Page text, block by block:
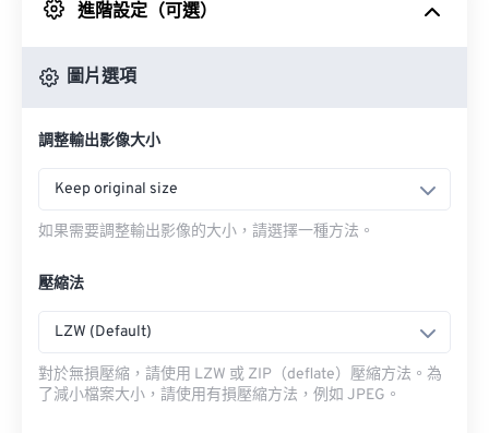
來自 Google 雲端硬碟
進階設定（可選）
圖片選項
調整輸出影像大小
Keep original size
如果需要調整輸出影像的大小，請選擇一種方法。
壓縮法
LZW (Default)
對於無損壓縮，請使用 LZW 或 ZIP（deflate）壓縮方法。為
了減小檔案大小，請使用有損壓縮方法，例如 JPEG。